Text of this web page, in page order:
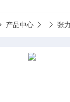
产品中心 张